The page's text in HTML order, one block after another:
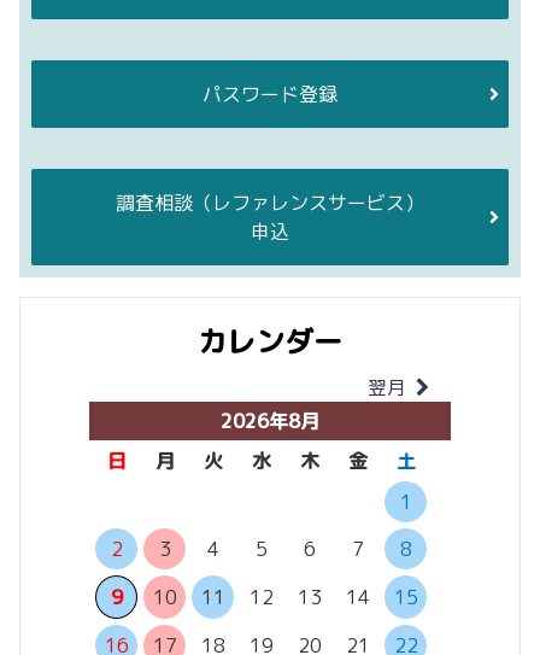
パスワード登録
調査相談 （レファレンスサービス）
申込
カレンダー
翌月
2026年8月
日
月 火 水 木 金
土
1
2
3 4 5 6 7
8
9
10 11 12 13 14
15
16
17 18 19 20 21
22